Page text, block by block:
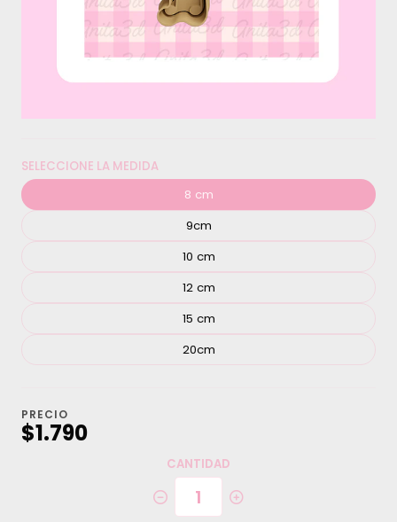
SELECCIONE LA MEDIDA
8 cm
9cm
10 cm
12 cm
15 cm
20cm
PRECIO
$1.790
CANTIDAD